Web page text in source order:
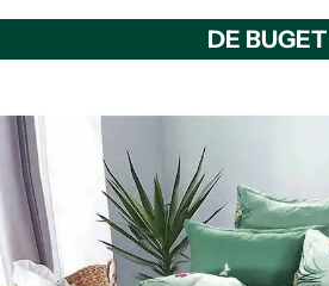
DE BUGET